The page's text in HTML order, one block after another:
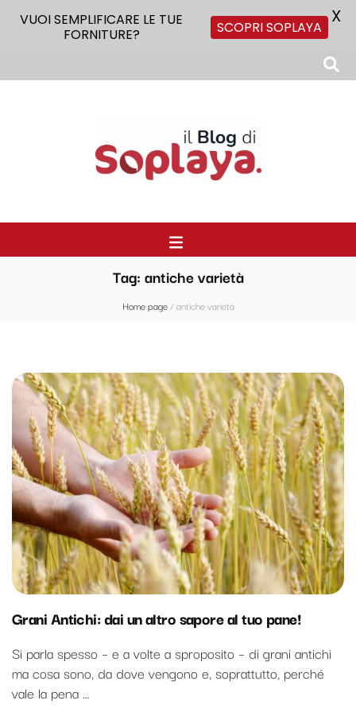
Tag: antiche varietà
Home page/antiche varietà
Grani Antichi: dai un altro sapore al tuo pane!
Si parla spesso – e a volte a sproposito – di grani antichi
ma cosa sono, da dove vengono e, soprattutto, perché
vale la pena …
VUOI SEMPLIFICARE LE TUE
FORNITURE?
SCOPRI SOPLAYA X